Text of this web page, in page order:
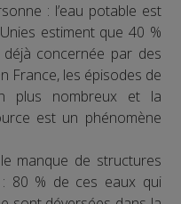
: l’eau potable est
estiment que 40 %
concernée par des
France, les épisodes de
plus nombreux et la
est un phénomène
manque de structures
80 % de ces eaux qui